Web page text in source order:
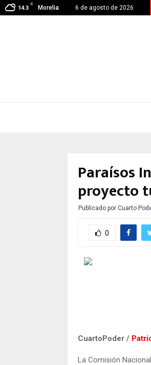
14.3
C
Morelia 6 de agosto de 2026
suma 48 detenidos por extorsión; el…
Paraísos
proyecto
Publicado por Cuarto
0
CuartoPoder /
La Comisión